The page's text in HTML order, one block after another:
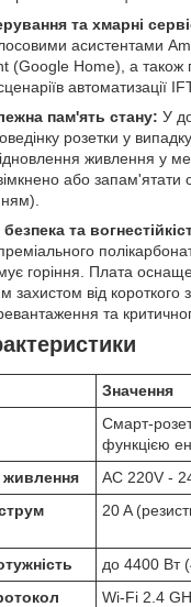
та хмарні
асистентами
(Google Home), а також
автоматизації
пам'ять стану: У
розетки у
живлення у
або запам'ятати
та
горіння. Плата
захистом від короткого
та
Значення
Смарт-
функцією
живлення
AC 220V -
20 A
до 4400 Вт
Wi-Fi 2.4